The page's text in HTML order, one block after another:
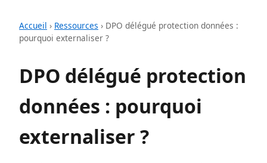
Accueil › Ressources › DPO délégué protection données :
pourquoi externaliser ?
DPO délégué protection
données : pourquoi
externaliser ?